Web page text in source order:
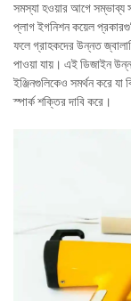
সমস্যা হওয়ার আগে সম্ভাব্য
প্লাগ ইগনিশন কয়েল
ফলে গ্রাহকদের উন্নত
পাওয়া যায়। এই ডিজাইন
ইঞ্জিনগুলিকেও সমর্থন করে
স্পার্ক শক্তির দাবি করে।